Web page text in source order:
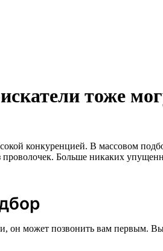
тоже
конкуренцией. В массовом
Больше никаких
он может позвонить вам первым.